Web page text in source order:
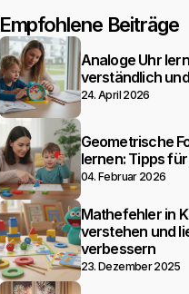
Empfohlene Beiträge
Analoge Uhr
verständlich
24. April 2026
Geometrische
lernen: Tipps
04. Februar 2026
Mathefehler in
verstehen und
verbessern
23. Dezember 2025